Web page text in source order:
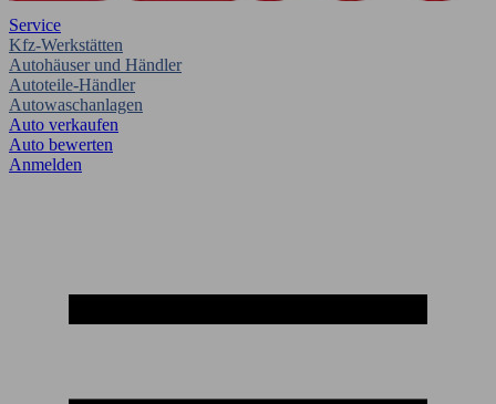
Service
Kfz-Werkstätten
Autohäuser und Händler
Autoteile-Händler
Autowaschanlagen
Auto verkaufen
Auto bewerten
Anmelden